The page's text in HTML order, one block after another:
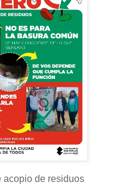
acopio de residuos